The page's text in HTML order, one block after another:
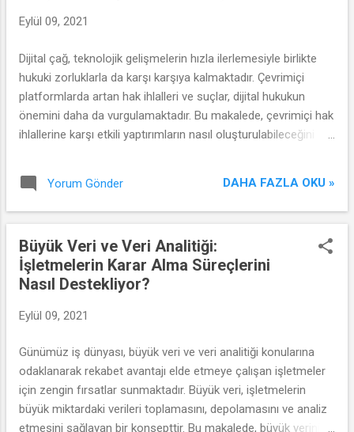
Eylül 09, 2021
Dijital çağ, teknolojik gelişmelerin hızla ilerlemesiyle birlikte
hukuki zorluklarla da karşı karşıya kalmaktadır. Çevrimiçi
platformlarda artan hak ihlalleri ve suçlar, dijital hukukun
önemini daha da vurgulamaktadır. Bu makalede, çevrimiçi hak
ihlallerine karşı etkili yaptırımların nasıl oluşturulabileceğini
Yorum Gönder DAHA FAZLA OKU »
Büyük Veri ve Veri Analitiği:
İşletmelerin Karar Alma Süreçlerini
Nasıl Destekliyor?
Eylül 09, 2021
Günümüz iş dünyası, büyük veri ve veri analitiği konularına
odaklanarak rekabet avantajı elde etmeye çalışan işletmeler
için zengin fırsatlar sunmaktadır. Büyük veri, işletmelerin
büyük miktardaki verileri toplamasını, depolamasını ve analiz
etmesini sağlayan bir konsepttir. Bu makalede, büyük verinin